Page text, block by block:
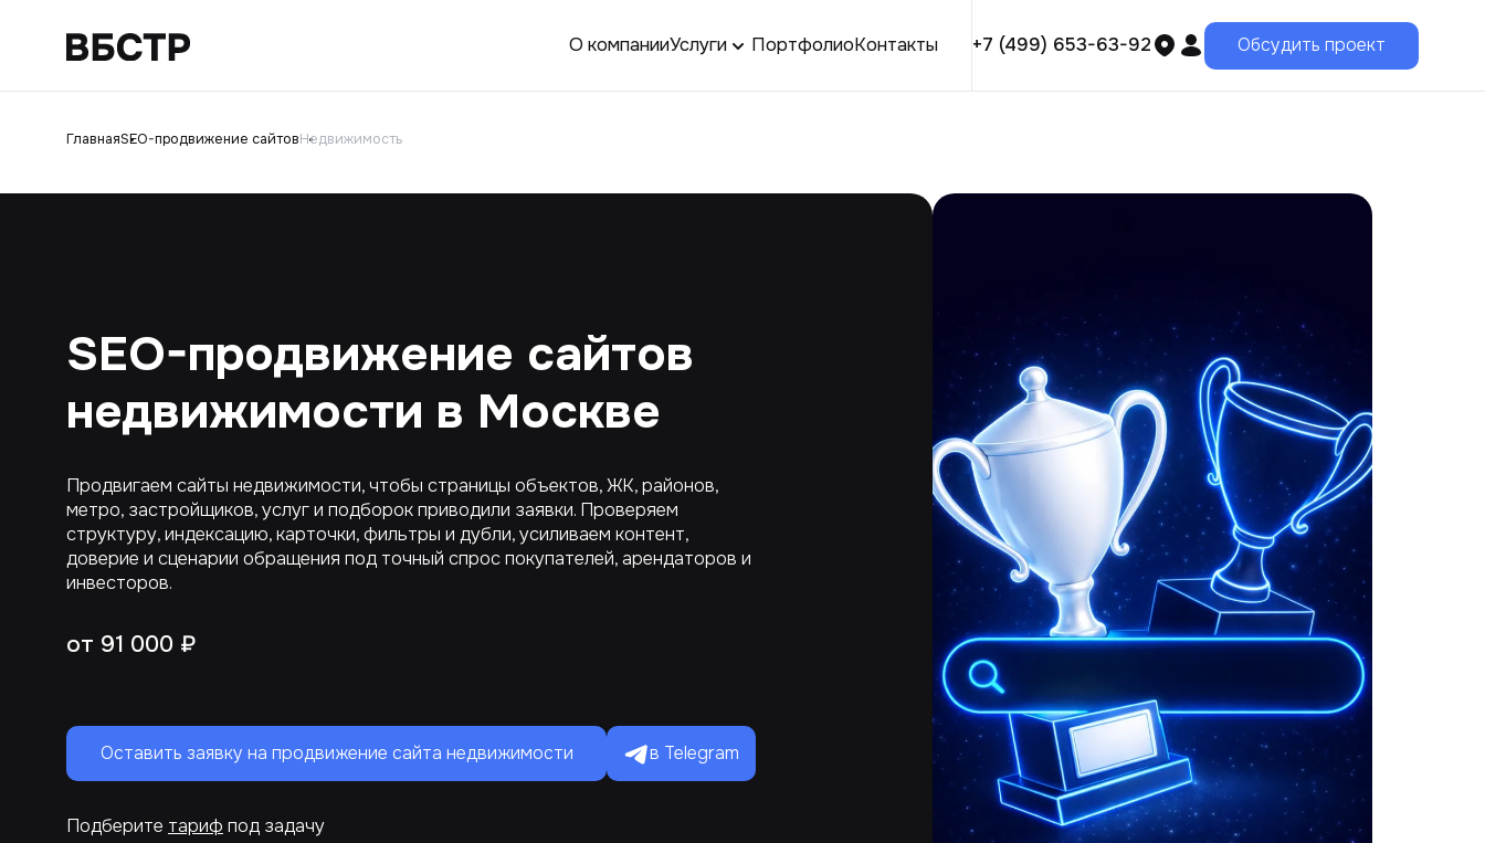
О компанииУслуги ПортфолиоКонтакты +7 (499) 653-63-92 Обсудить проект
ГлавнаяSEO-продвижение сайтовНедвижимость
SEO-продвижение сайтов
недвижимости в Москве
Продвигаем сайты недвижимости, чтобы страницы объектов, ЖК, районов,
метро, застройщиков, услуг и подборок приводили заявки. Проверяем
структуру, индексацию, карточки, фильтры и дубли, усиливаем контент,
доверие и сценарии обращения под точный спрос покупателей, арендаторов и
инвесторов.
от 91 000 ₽
Оставить заявку на продвижение сайта недвижимости в Telegram
Подберите тариф под задачу